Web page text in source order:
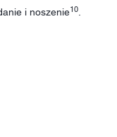
i noszenie10.